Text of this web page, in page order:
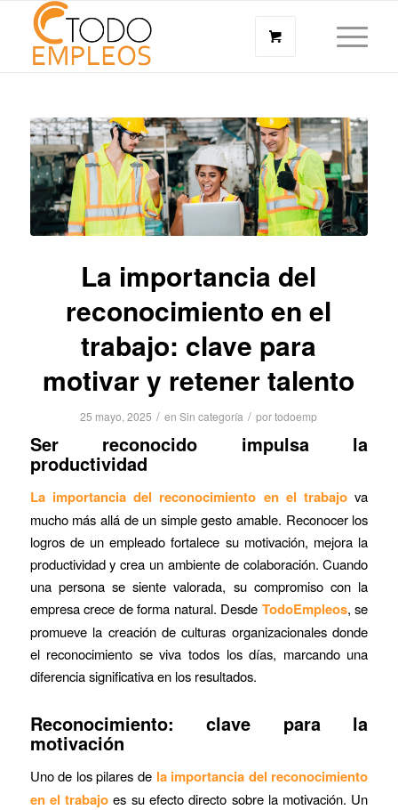
La importancia del
reconocimiento en el
trabajo: clave para
motivar y retener talento
25 mayo, 2025 / enSin categoría / portodoemp
Ser reconocido impulsa la
productividad
La importancia del reconocimiento en el trabajo va
mucho más allá de un simple gesto amable. Reconocer los
logros de un empleado fortalece su motivación, mejora la
productividad y crea un ambiente de colaboración. Cuando
una persona se siente valorada, su compromiso con la
empresa crece de forma natural. Desde TodoEmpleos, se
promueve la creación de culturas organizacionales donde
el reconocimiento se viva todos los días, marcando una
diferencia significativa en los resultados.
Reconocimiento: clave para la
motivación
Uno de los pilares de la importancia del reconocimiento
en el trabajo es su efecto directo sobre la motivación. Un